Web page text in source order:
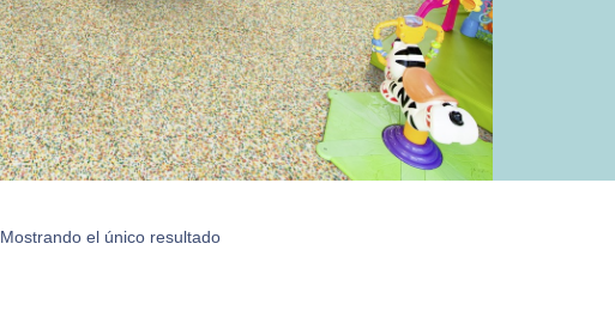
Mostrando el único resultado